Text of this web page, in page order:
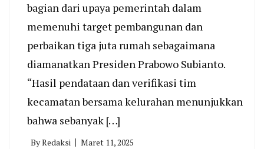
bagian dari upaya pemerintah dalam
memenuhi target pembangunan dan
perbaikan tiga juta rumah sebagaimana
diamanatkan Presiden Prabowo Subianto.
“Hasil pendataan dan verifikasi tim
kecamatan bersama kelurahan menunjukkan
bahwa sebanyak […]
ByRedaksi Maret 11, 2025